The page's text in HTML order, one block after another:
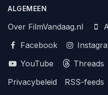
ALGEMEEN
Over FilmVandaag.nl
Facebook
YouTube
Threads
Privacybeleid
RSS-feeds